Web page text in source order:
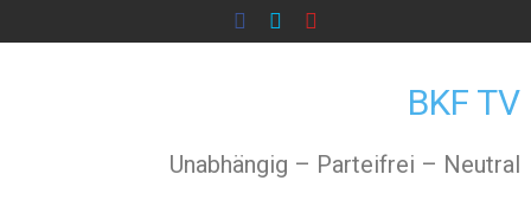
to
BKF TV
Unabhängig – Parteifrei – Neutral